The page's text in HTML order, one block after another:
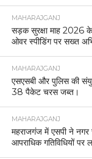
MAHARAJGANJ
सड़क सुरक्षा माह 2026
ओवर स्पीडिंग पर सख्त
MAHARAJGANJ
एसएसबी और पुलिस की
38 पैकेट चरस जब्त।
MAHARAJGANJ
महराजगंज में एसपी ने नगर
आपराधिक गतिविधियों पर